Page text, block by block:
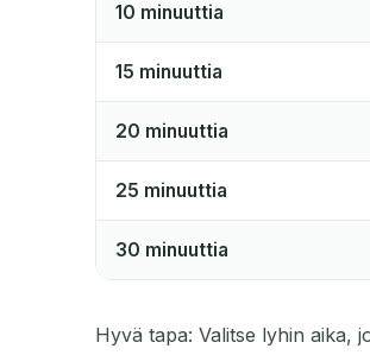
10 minuuttia
15 minuuttia
20 minuuttia
25 minuuttia
30 minuuttia
Hyvä tapa: Valitse lyhin aika,